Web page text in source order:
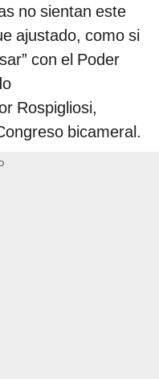
no sientan este
ajustado, como si
con el Poder
Rospigliosi,
bicameral.